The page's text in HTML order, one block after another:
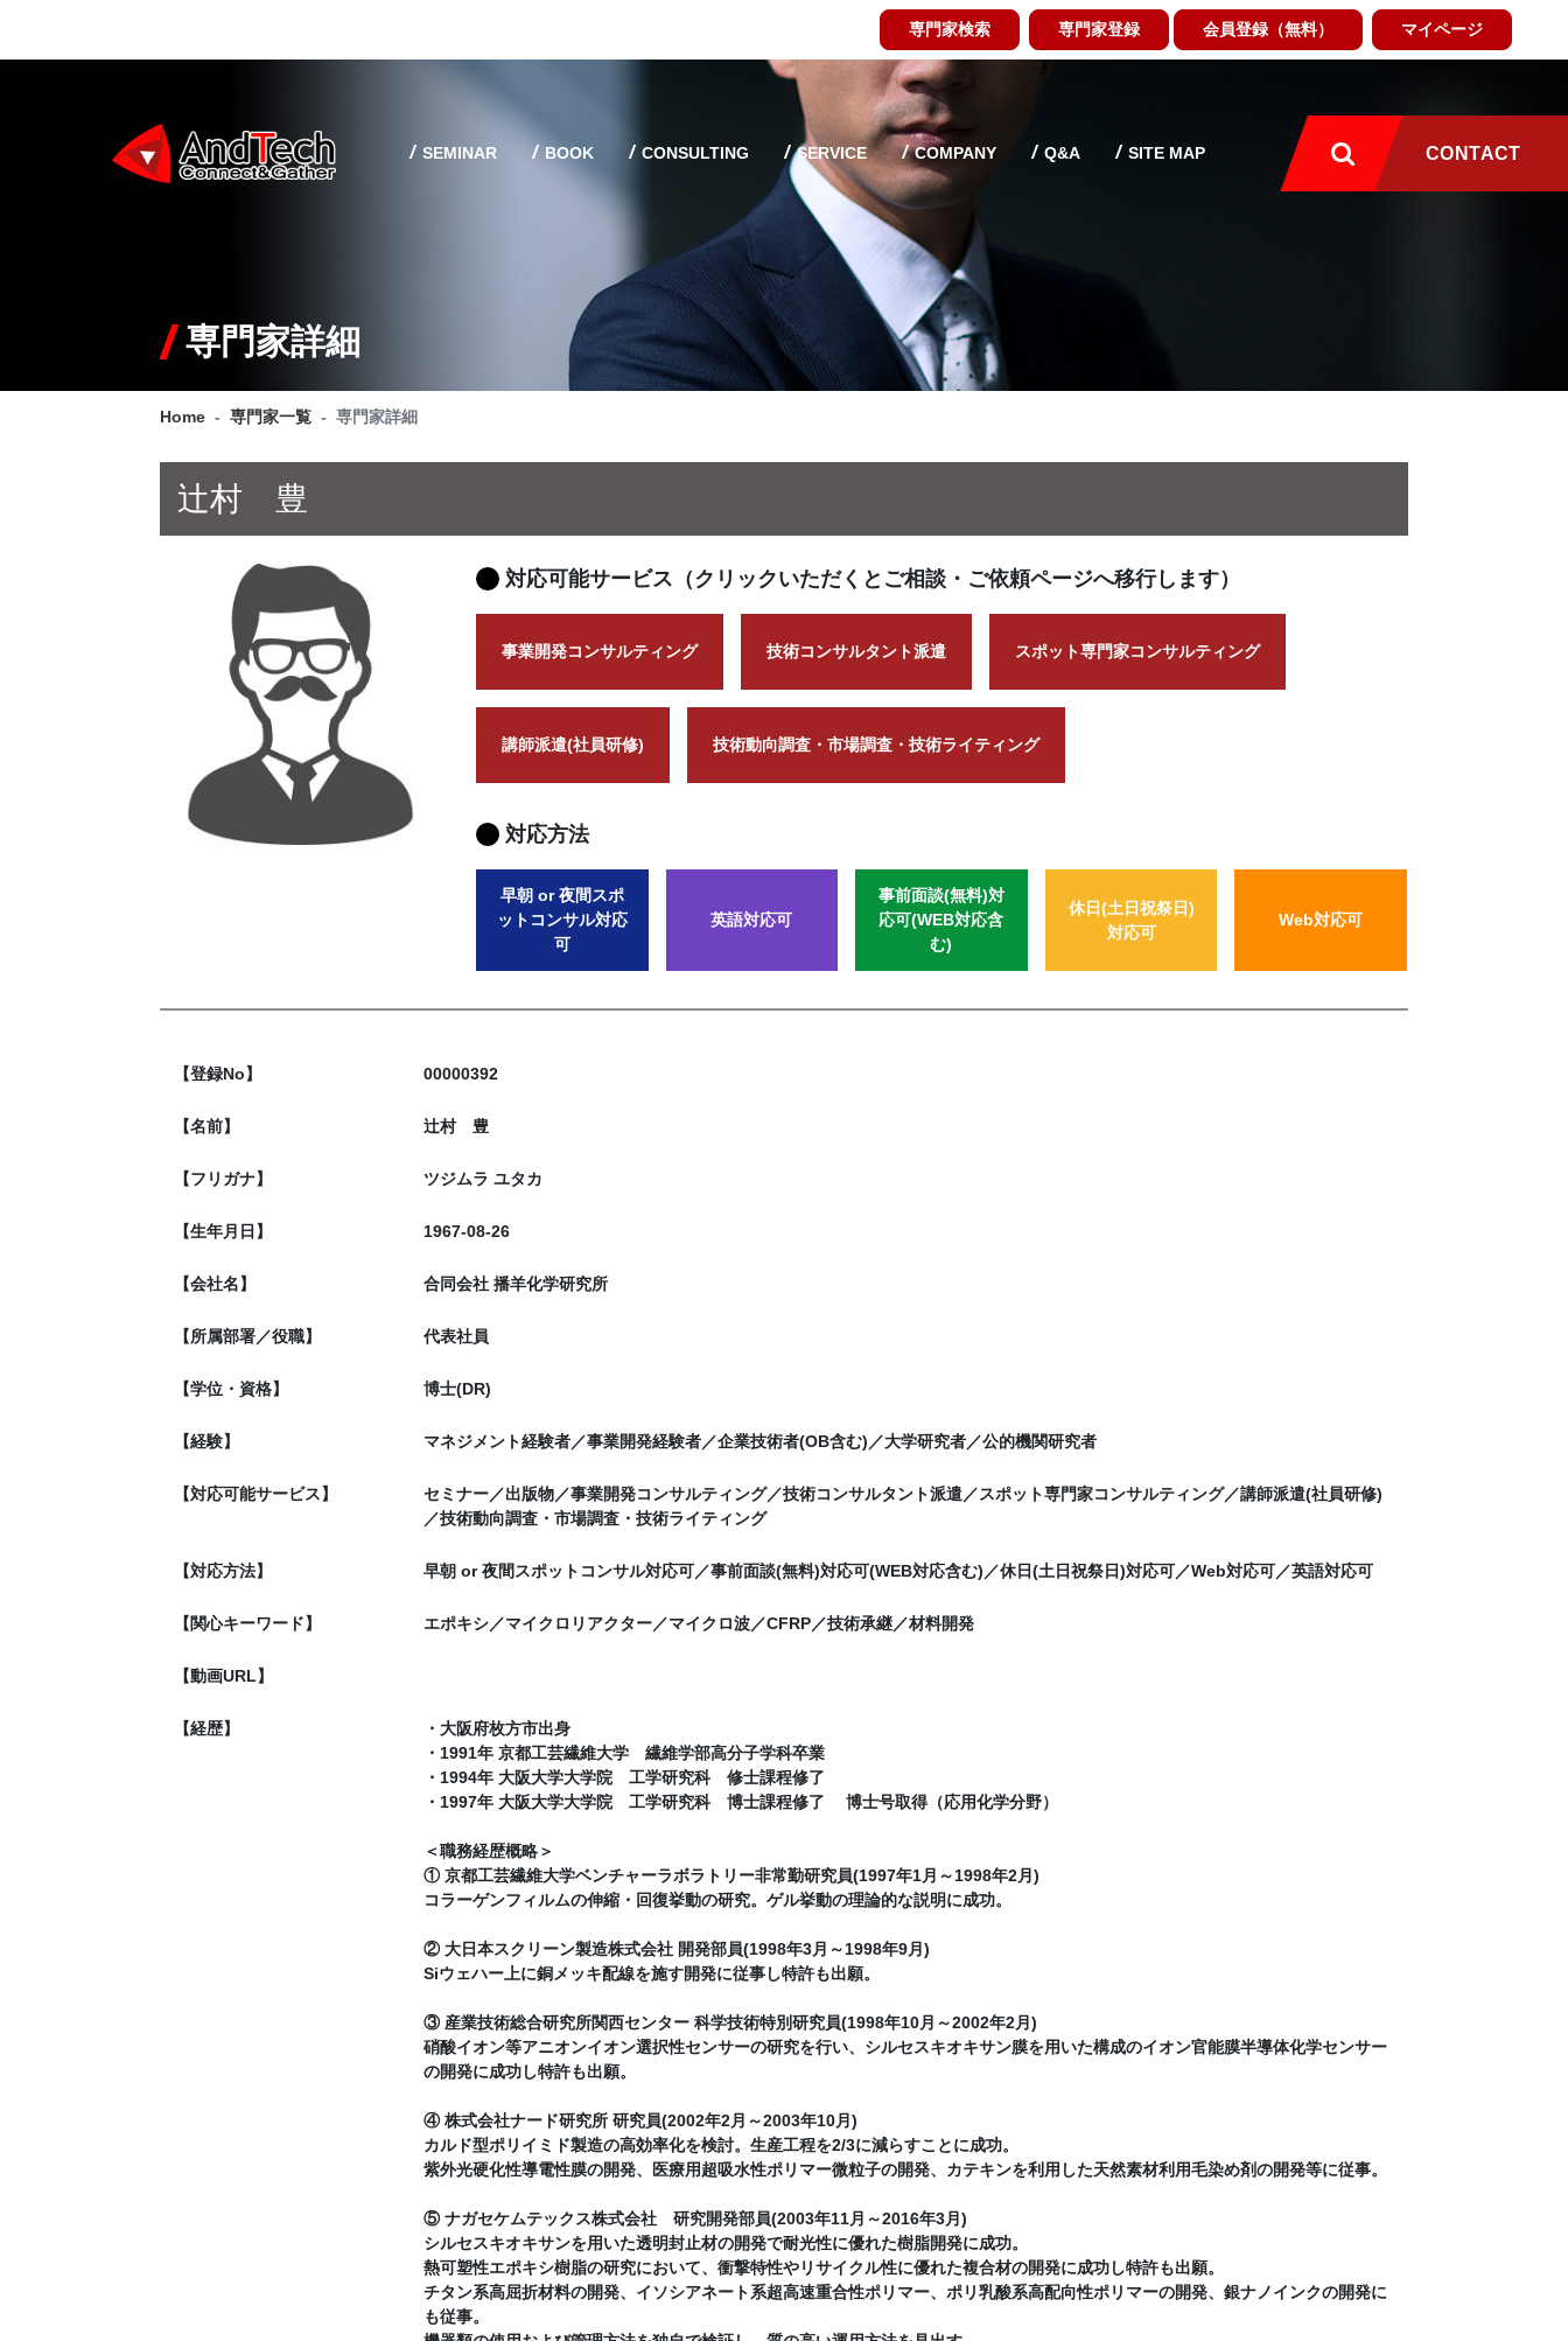
専門家検索 専門家登録 会員登録（無料） マイページ
SEMINAR BOOK CONSULTING SERVICE COMPANY Q&A SITE MAP CONTACT
専門家詳細
Home 専門家一覧 専門家詳細
辻村 豊
対応可能サービス（クリックいただくとご相談・ご依頼ページへ移行します）
事業開発コンサルティング 技術コンサルタント派遣 スポット専門家コンサルティング
講師派遣(社員研修) 技術動向調査・市場調査・技術ライティング
対応方法
早朝 or 夜間スポ
ットコンサル対応
可
英語対応可
事前面談(無料)対
応可(WEB対応含
む)
休日(土日祝祭日)
対応可
Web対応可
【登録No】 00000392
【名前】 辻村 豊
【フリガナ】 ツジムラ ユタカ
【生年月日】 1967-08-26
【会社名】 合同会社 播羊化学研究所
【所属部署／役職】 代表社員
【学位・資格】 博士(DR)
【経験】 マネジメント経験者／事業開発経験者／企業技術者(OB含む)／大学研究者／公的機関研究者
【対応可能サービス】
セミナー／出版物／事業開発コンサルティング／技術コンサルタント派遣／スポット専門家コンサルティング／講師派遣(社員研修)
／技術動向調査・市場調査・技術ライティング
【対応方法】 早朝 or 夜間スポットコンサル対応可／事前面談(無料)対応可(WEB対応含む)／休日(土日祝祭日)対応可／Web対応可／英語対応可
【関心キーワード】 エポキシ／マイクロリアクター／マイクロ波／CFRP／技術承継／材料開発
【動画URL】
【経歴】
・大阪府枚方市出身
・1991年 京都工芸繊維大学 繊維学部高分子学科卒業
・1994年 大阪大学大学院 工学研究科 修士課程修了
・1997年 大阪大学大学院 工学研究科 博士課程修了 博士号取得（応用化学分野）
＜職務経歴概略＞
① 京都工芸繊維大学ベンチャーラボラトリー非常勤研究員(1997年1月～1998年2月)
コラーゲンフィルムの伸縮・回復挙動の研究。ゲル挙動の理論的な説明に成功。
② 大日本スクリーン製造株式会社 開発部員(1998年3月～1998年9月)
Siウェハー上に銅メッキ配線を施す開発に従事し特許も出願。
③ 産業技術総合研究所関西センター 科学技術特別研究員(1998年10月～2002年2月)
硝酸イオン等アニオンイオン選択性センサーの研究を行い、シルセスキオキサン膜を用いた構成のイオン官能膜半導体化学センサー
の開発に成功し特許も出願。
④ 株式会社ナード研究所 研究員(2002年2月～2003年10月)
カルド型ポリイミド製造の高効率化を検討。生産工程を2/3に減らすことに成功。
紫外光硬化性導電性膜の開発、医療用超吸水性ポリマー微粒子の開発、カテキンを利用した天然素材利用毛染め剤の開発等に従事。
⑤ ナガセケムテックス株式会社 研究開発部員(2003年11月～2016年3月)
シルセスキオキサンを用いた透明封止材の開発で耐光性に優れた樹脂開発に成功。
熱可塑性エポキシ樹脂の研究において、衝撃特性やリサイクル性に優れた複合材の開発に成功し特許も出願。
チタン系高屈折材料の開発、イソシアネート系超高速重合性ポリマー、ポリ乳酸系高配向性ポリマーの開発、銀ナノインクの開発に
も従事。